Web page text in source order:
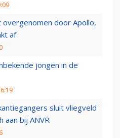
door Apollo,
af
jongen in de
sluit vliegveld
aan bij ANVR